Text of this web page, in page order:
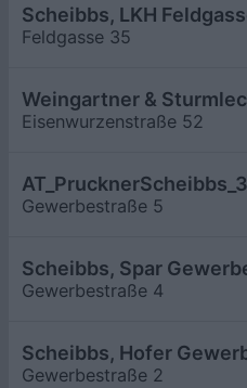
Scheibbs, LKH
Feldgasse 35
Weingartner &
Eisenwurzenstraße 52
Gewerbestraße 5
Scheibbs, Spar
Gewerbestraße 4
Scheibbs, Hofer
Gewerbestraße 2